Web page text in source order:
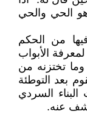
الحي والحي
من الحكم
الأبواب
تختزنه من
بعد التوطئة
السردي
عنه.